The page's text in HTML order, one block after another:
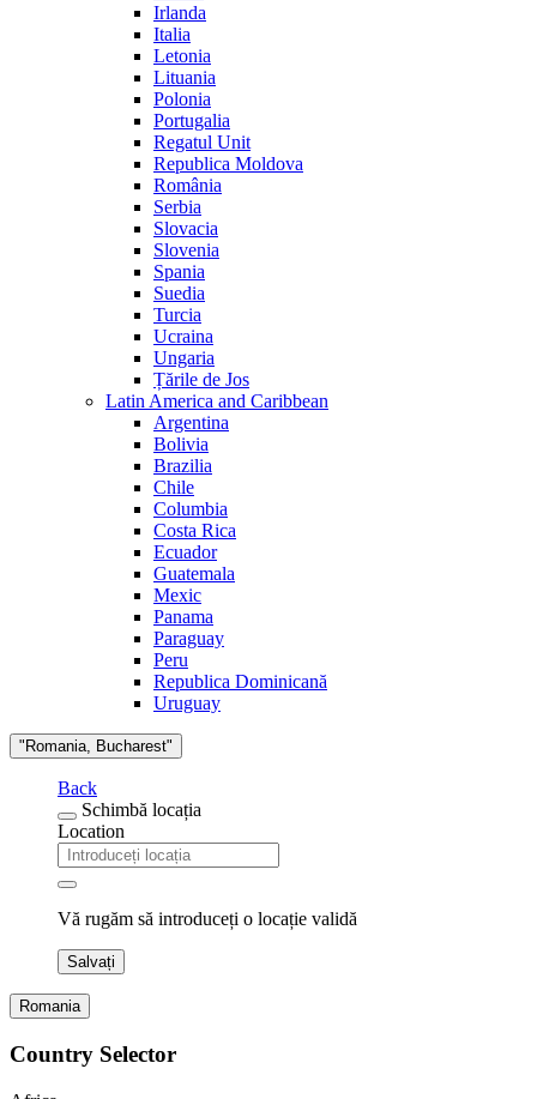
Irlanda
Italia
Letonia
Lituania
Polonia
Portugalia
Regatul Unit
Republica Moldova
România
Serbia
Slovacia
Slovenia
Spania
Suedia
Turcia
Ucraina
Ungaria
Țările de Jos
Latin America and Caribbean
Argentina
Bolivia
Brazilia
Chile
Columbia
Costa Rica
Ecuador
Guatemala
Mexic
Panama
Paraguay
Peru
Republica Dominicană
Uruguay
"Romania, Bucharest"
Back
Schimbă locația
Location
Vă rugăm să introduceți o locație validă
Salvați
Romania
Country Selector